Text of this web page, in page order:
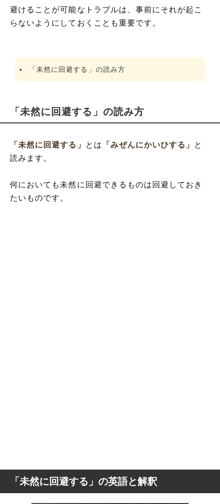
避けることが可能なトラブルは、事前にそれが起こ
らないようにしておくことも重要です。
「未然に回避する」の読み方
「未然に回避する」の読み方
「未然に回避する」 とは 「みぜんにかいひする」 と
読みます。
何においても未然に回避できるものは回避しておき
たいものです。
「未然に回避する」の英語と解釈